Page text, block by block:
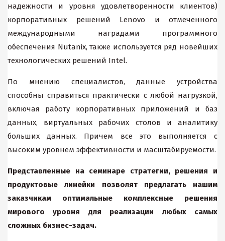
надежности и уровня удовлетворенности клиентов)
корпоративных решений Lenovo и отмеченного
международными наградами программного
обеспечения Nutanix, также используется ряд новейших
технологических решений Intel.
По мнению специалистов, данные устройства
способны справиться практически с любой нагрузкой,
включая работу корпоративных приложений и баз
данных, виртуальных рабочих столов и аналитику
больших данных. Причем все это выполняется с
высоким уровнем эффективности и масштабируемости.
Представленные на семинаре стратегии, решения и
продуктовые линейки позволят предлагать нашим
заказчикам оптимальные комплексные решения
мирового уровня для реализации любых самых
сложных бизнес-задач.